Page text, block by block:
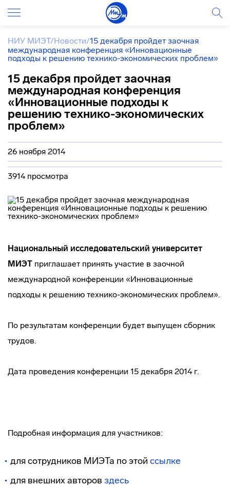
НИУ МИЭТ/Новости/15 декабря пройдет заочная
международная конференция «Инновационные
подходы к решению технико-экономических проблем»
15 декабря пройдет заочная
международная конференция
«Инновационные подходы к
решению технико-экономических
проблем»
26 ноября 2014
3914 просмотра
Национальный исследовательский университет
МИЭТ приглашает принять участие в заочной
международной конференции «Инновационные
подходы к решению технико-экономических проблем».
По результатам конференции будет выпущен сборник
трудов.
Дата проведения конференции 15 декабря 2014 г.
Подробная информация для участников:
для сотрудников МИЭТа по этой ссылке
для внешних авторов здесь